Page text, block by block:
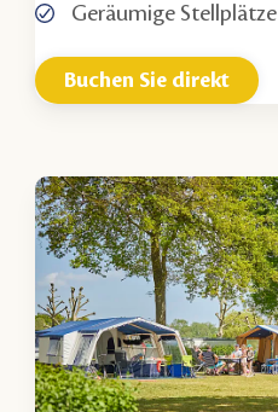
Geräumige Stellplätze
Buchen Sie direkt